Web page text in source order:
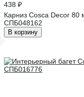
438 ₽
Карниз Cosca Decor 80
СПБ048162
В корзину